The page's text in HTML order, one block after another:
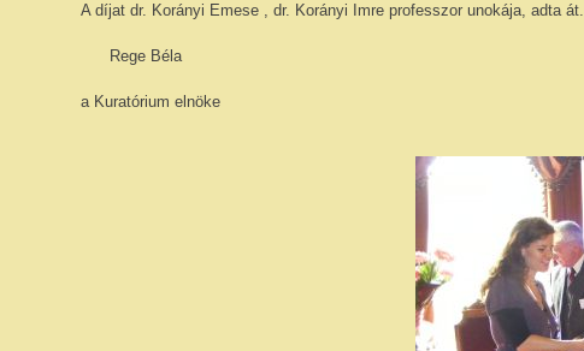
A díjat dr. Korányi Emese , dr. Korányi Imre professzor unokája, adta át.
Rege Béla
a Kuratórium elnöke